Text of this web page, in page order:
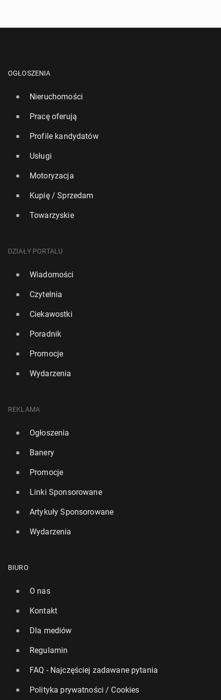
OGŁOSZENIA
Nieruchomości
Pracę oferują
Profile kandydatów
Usługi
Motoryzacja
Kupię / Sprzedam
Towarzyskie
DZIAŁY PORTALU
Wiadomości
Czytelnia
Ciekawostki
Poradnik
Promocje
Wydarzenia
REKLAMA
Ogłoszenia
Banery
Promocje
Linki Sponsorowane
Artykuły Sponsorowane
Wydarzenia
BIURO
O nas
Kontakt
Dla mediów
Regulamin
FAQ - Najczęściej zadawane pytania
Polityka prywatności / Cookies